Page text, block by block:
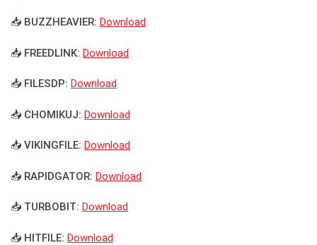
📥 BUZZHEAVIER: Download
📥 FREEDLINK: Download
📥 FILESDP: Download
📥 CHOMIKUJ: Download
📥 VIKINGFILE: Download
📥 RAPIDGATOR: Download
📥 TURBOBIT: Download
📥 HITFILE: Download